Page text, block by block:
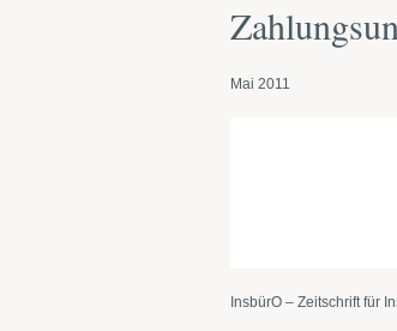
Mai 2011
InsbürO – Zeitschrift für